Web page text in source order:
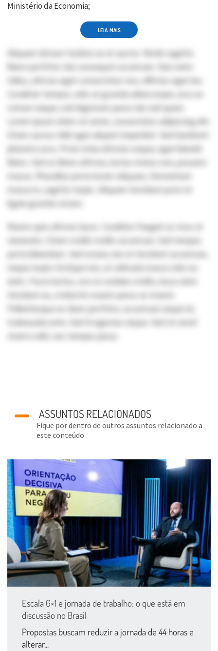
Ministério da Economia;
LEIA MAIS
Aliquam dictum facilisis ex et auctor. Morbi sagittis
libero porttitor dui consequat accumsan. Duis enim
tellus, ultrices eget consectetur non, efficitur eget leo.
Curabitur tempor, odio at gravida ullamcorper, arcu ex
rutrum neque, sed dignissim purus dui sed quam.
Lorem ipsum dolor sit amet, consectetur adipiscing elit.
Etiam auctor nibh eget aliquet imperdiet. Sed hendrerit
pharetra arcu. Proin vitae ultricies neque, eget blandit
libero. Sed ac libero ultrices, luctus metus non, posuere
massa. Phasellus porta lorem aliquam, fermentum
massa in, sagittis turpis. Aliquam tincidunt justo et
ligula gravida ornare.
Mauris quis ultrices lacus. Curabitur feugiat ac risus at
venenatis. Etiam mollis mollis accumsan. Sed tempus
porta bibendum. Sed ornare, leo et tincidunt accumsan,
neque turpis tristique nisi, at vehicula massa odio eu
enim. Fusce luctus, orci ut sodales mollis, lacus enim
tincidunt ex, a lobortis mauris purus ac mauris.
Pellentesque ac diam porttitor, accumsan neque id,
malesuada ante. Sed id egestas neque. Sed sit amet
viverra velit, nec tempus purus.
ASSUNTOS RELACIONADOS
Fique por dentro de outros assuntos relacionado a
este conteúdo
Escala 6×1 e jornada de trabalho: o que está em
discussão no Brasil
Propostas buscam reduzir a jornada de 44 horas e
alterar...